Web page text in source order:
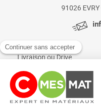
91026 EVRY
Livraison ou Drive
Paiement sécurisé
Foire aux questions